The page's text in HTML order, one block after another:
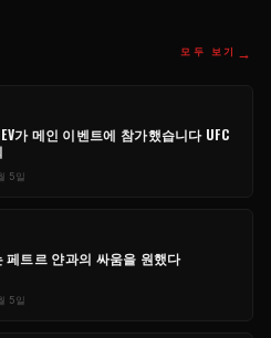
모두 보기 →
가 메인 이벤트에 참가했습니다 UFC
5일
페트르 얀과의 싸움을 원했다
5일